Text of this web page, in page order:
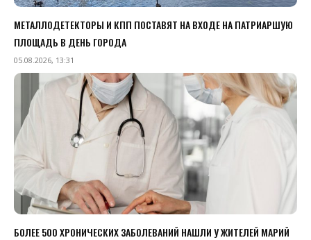
МЕТАЛЛОДЕТЕКТОРЫ И КПП ПОСТАВЯТ НА ВХОДЕ НА ПАТРИАРШУЮ
ПЛОЩАДЬ В ДЕНЬ ГОРОДА
05.08.2026, 13:31
БОЛЕЕ 500 ХРОНИЧЕСКИХ ЗАБОЛЕВАНИЙ НАШЛИ У ЖИТЕЛЕЙ МАРИЙ